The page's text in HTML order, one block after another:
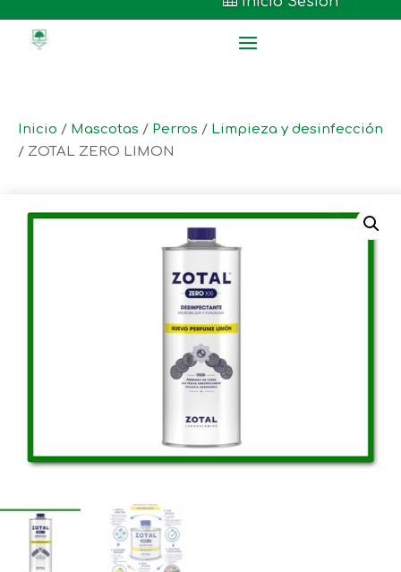
Inicio / Mascotas / Perros / Limpieza y desinfección
/ ZOTAL ZERO LIMON